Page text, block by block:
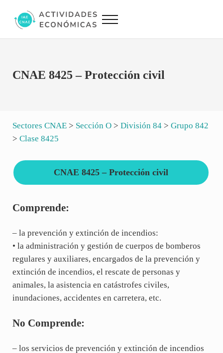
Actividades Económicas IAE CNAE
Menu
CNAE 8425 – Protección civil
Sectores CNAE> Sección O> División 84> Grupo 842
> Clase 8425
CNAE 8425 – Protección civil
Comprende:
– la prevención y extinción de incendios:
• la administración y gestión de cuerpos de bomberos
regulares y auxiliares, encargados de la prevención y
extinción de incendios, el rescate de personas y
animales, la asistencia en catástrofes civiles,
inundaciones, accidentes en carretera, etc.
No Comprende:
– los servicios de prevención y extinción de incendios